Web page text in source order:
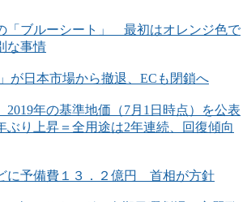
「ブルーシート」 最初はオレンジ色で
な事情
が日本市場から撤退、ECも閉鎖へ
2019年の基準地価（7月1日時点）を公表
ぶり上昇＝全用途は2年連続、回復傾向
に予備費１３．２億円 首相が方針